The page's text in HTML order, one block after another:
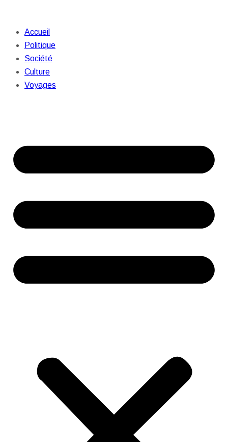
Accueil
Politique
Société
Culture
Voyages